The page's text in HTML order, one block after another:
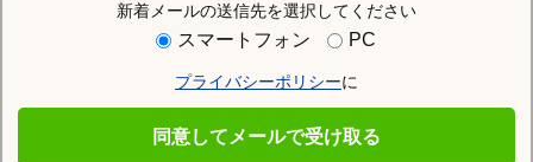
新着メールの送信先を選択してください
スマートフォン PC
プライバシーポリシーに
同意してメールで受け取る
住む街研究所で一関市の情報を見る